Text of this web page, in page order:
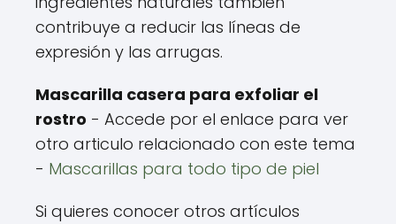
contribuye a reducir las líneas de
expresión y las arrugas.
Mascarilla casera para exfoliar el
rostro - Accede por el enlace para ver
otro articulo relacionado con este tema
- Mascarillas para todo tipo de piel
Si quieres conocer otros artículos